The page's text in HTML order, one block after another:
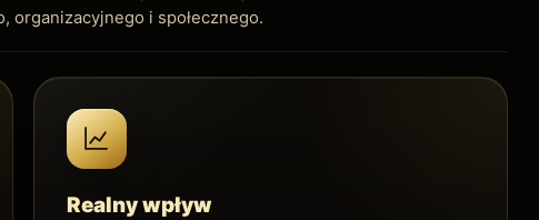
organizacyjnego i społecznego.
Realny wpływ